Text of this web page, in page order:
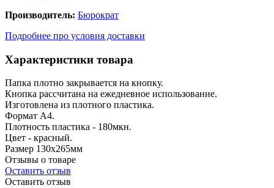
Производитель: Бюрократ
Подробнее про условия доставки
Характеристики товара
Папка плотно закрывается на кнопку.
Кнопка рассчитана на ежедневное использование.
Изготовлена из плотного пластика.
Формат А4.
Плотность пластика - 180мкн.
Цвет - красный.
Размер 130х265мм
Отзывы о товаре
Оставить отзыв
Оставить отзыв